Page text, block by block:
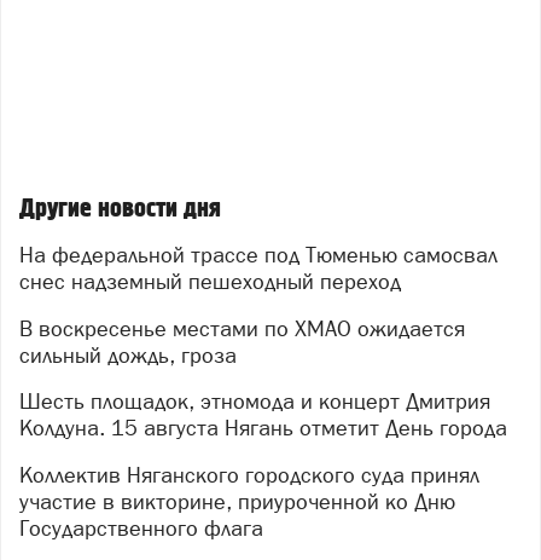
Другие новости дня
На федеральной трассе под Тюменью самосвал
снес надземный пешеходный переход
В воскресенье местами по ХМАО ожидается
сильный дождь, гроза
Шесть площадок, этномода и концерт Дмитрия
Колдуна. 15 августа Нягань отметит День города
Коллектив Няганского городского суда принял
участие в викторине, приуроченной ко Дню
Государственного флага